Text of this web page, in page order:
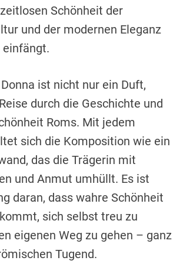
Schönheit der
und der modernen Eleganz
ist nicht nur ein Duft,
durch die Geschichte und
Roms. Mit jedem
sich die Komposition wie ein
das die Trägerin mit
und Anmut umhüllt. Es ist
daran, dass wahre Schönheit
sich selbst treu zu
eigenen Weg zu gehen – ganz
Tugend.